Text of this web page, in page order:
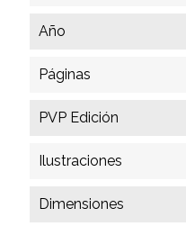
Año
Páginas
PVP Edición
Ilustraciones
Dimensiones